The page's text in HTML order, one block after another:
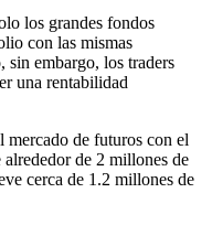
los grandes fondos
con las mismas
sin embargo, los traders
una rentabilidad
mercado de futuros con el
de 2 millones de
cerca de 1.2 millones de